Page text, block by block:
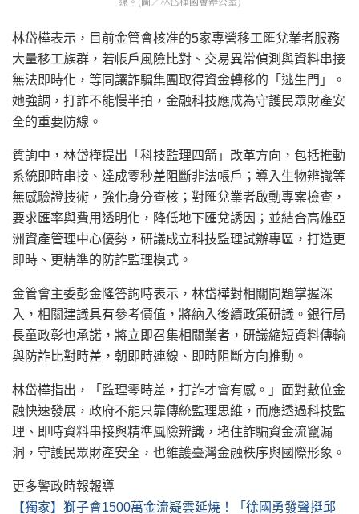
林岱樺表示，目前金管會核准的5家專營移工匯兌業者服務
大量移工族群，若帳戶風險比對、交易異常偵測與資料串接
無法即時化，等同讓詐騙集團取得資金轉移的「逃生門」。
她強調，打詐不能慢半拍，金融科技應成為守護民眾財產安
全的重要防線。
質詢中，林岱樺提出「科技監理四箭」改革方向，包括推動
系統即時串接、達成零秒差阻斷非法帳戶；導入生物辨識等
無感驗證技術，強化身分查核；對匯兌業者啟動專案檢查，
要求匯率與費用透明化，降低地下匯兌誘因；並結合高雄亞
洲資產管理中心優勢，研議成立科技監理試辦專區，打造更
即時、更精準的防詐監理模式。
金管會主委彭金隆答詢時表示，林岱樺對相關問題掌握深
入，相關建議具有參考價值，將納入後續政策研議。銀行局
長童政彰也承諾，將立即召集相關業者，研議縮短資料傳輸
與防詐比對時差，朝即時連線、即時阻斷方向推動。
林岱樺指出，「監理零時差，打詐才會有感。」面對數位金
融快速發展，政府不能只靠傳統監理思維，而應透過科技監
理、即時資料串接與精準風險辨識，堵住詐騙資金流竄漏
洞，守護民眾財產安全，也維護臺灣金融秩序與國際形象。
更多警政時報報導
【獨家】獅子會1500萬金流疑雲延燒！「徐國勇發聲挺邱